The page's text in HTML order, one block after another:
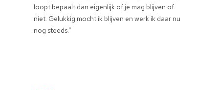
loopt bepaalt dan eigenlijk of je mag blijven of
niet. Gelukkig mocht ik blijven en werk ik daar nu
nog steeds.”